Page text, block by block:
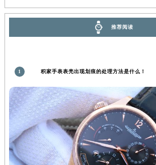
推荐阅读
1 积家手表表壳出现划痕的处理方法是什么！